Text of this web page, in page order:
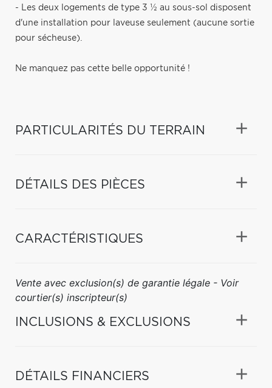
- Les deux logements de type 3 ½ au sous-sol disposent
d'une installation pour laveuse seulement (aucune sortie
pour sécheuse).
Ne manquez pas cette belle opportunité !
PARTICULARITÉS DU TERRAIN
DÉTAILS DES PIÈCES
CARACTÉRISTIQUES
Vente avec exclusion(s) de garantie légale - Voir
courtier(s) inscripteur(s)
INCLUSIONS & EXCLUSIONS
DÉTAILS FINANCIERS